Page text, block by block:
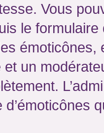
Vous
le
un
d’émoticônes